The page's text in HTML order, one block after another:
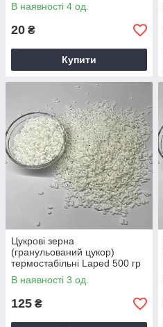
В наявності 4 од.
20 ₴
Купити
Цукрові зерна
(гранульований цукор)
термостабільні Laped 500 гр
В наявності 3 од.
125 ₴